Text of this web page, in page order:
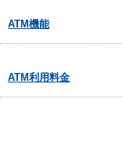
ATM機能
ATM利用料金